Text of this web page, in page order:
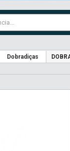
Dobradiças